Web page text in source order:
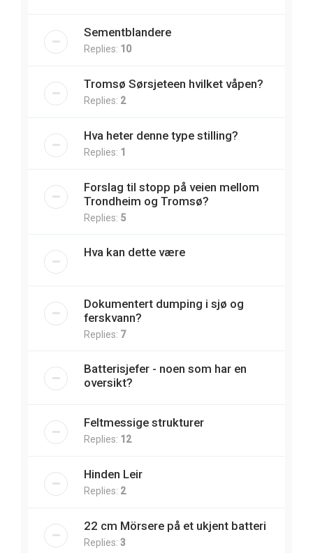
Sementblandere
Replies: 10
Tromsø Sørsjeteen hvilket våpen?
Replies: 2
Hva heter denne type stilling?
Replies: 1
Forslag til stopp på veien mellom
Trondheim og Tromsø?
Replies: 5
Hva kan dette være
Dokumentert dumping i sjø og
ferskvann?
Replies: 7
Batterisjefer - noen som har en
oversikt?
Feltmessige strukturer
Replies: 12
Hinden Leir
Replies: 2
22 cm Mörsere på et ukjent batteri
Replies: 3